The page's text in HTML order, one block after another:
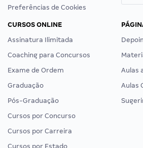
Preferências de Cookies
CURSOS ONLINE
Assinatura Ilimitada
Coaching para Concursos
Exame de Ordem
Graduação
Pós-Graduação
Cursos por Concurso
Cursos por Carreira
Cursos por Estado
Aulas
Aulas